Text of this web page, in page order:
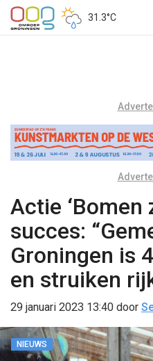
31.3°C
Actie ‘Bomen
succes:
Groningen is
en struiken
29 januari 2023 13:40 door
NIEUWS